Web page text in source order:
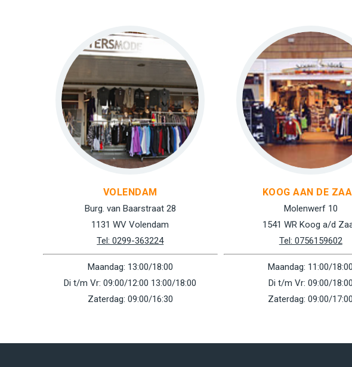
VOLENDAM
Burg. van Baarstraat 28
1131 WV Volendam
Tel: 0299-363224
Maandag: 13:00/18:00
Di t/m Vr: 09:00/12:00 13:00/18:00
Zaterdag: 09:00/16:30
KOOG AAN DE
Molenwerf 10
1541 WR Koog a/d
Tel: 0756159602
Maandag: 11:00/18:00
Di t/m Vr: 09:00/18:00
Zaterdag: 09:00/17:00